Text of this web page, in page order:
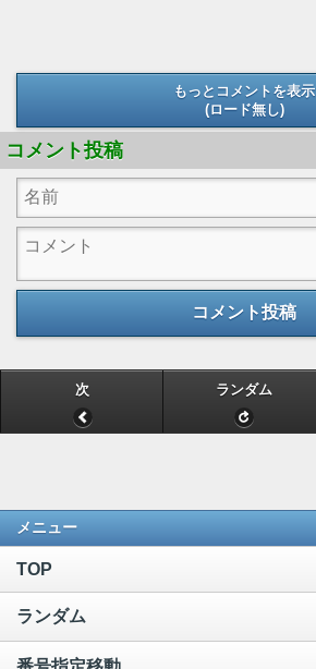
もっとコメントを表示
(ロード無し)
コメント投稿
コメント投稿
次 ランダム
メニュー
TOP
ランダム